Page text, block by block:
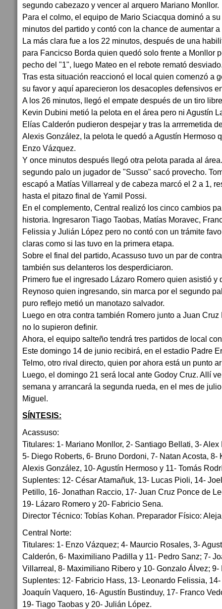
segundo cabezazo y vencer al arquero Mariano Monllor.
Para el colmo, el equipo de Mario Sciacqua dominó a
minutos del partido y contó con la chance de aumentar
La más clara fue a los 22 minutos, después de una
para Fancicso Borda quien quedó solo frente a Monllor
pecho del "1", luego Mateo en el rebote remató
Tras esta situación reaccionó el local quien comenzó a
su favor y aquí aparecieron los desacoples defensivos
A los 26 minutos, llegó el empate después de un tiro
Kevin Dubini metió la pelota en el área pero ni Agustín
Elías Calderón pudieron despejar y tras la arrremetida
Alexis González, la pelota le quedó a Agustín Hermoso
Enzo Vázquez.
Y once minutos después llegó otra pelota parada al
segundo palo un jugador de "Susso" sacó provecho.
escapó a Matías Villarreal y de cabeza marcó el 2 a 1,
hasta el pitazo final de Yamil Possi.
En el complemento, Central realizó los cinco cambios
historia. Ingresaron Tiago Taobas, Matías Moravec,
Felissia y Julián López pero no contó con un trámite
claras como si las tuvo en la primera etapa.
Sobre el final del partido, Acassuso tuvo un par de
también sus delanteros los desperdiciaron.
Primero fue el ingresado Lázaro Romero quien asistió y
Reynoso quien ingresando, sin marca por el segundo
puro reflejo metió un manotazo salvador.
Luego en otra contra también Romero junto a Juan
no lo supieron definir.
Ahora, el equipo salteño tendrá tres partidos de local
Este domingo 14 de junio recibirá, en el estadio Padre
Telmo, otro rival directo, quien por ahora está un punto
Luego, el domingo 21 será local ante Godoy Cruz. Allí
semana y arrancará la segunda rueda, en el mes de
Miguel.
SÍNTESIS:
Acassuso:
Titulares: 1- Mariano Monllor, 2- Santiago Bellati, 3-
5- Diego Roberts, 6- Bruno Dordoni, 7- Natan Acosta, 8-
Alexis González, 10- Agustín Hermoso y 11- Tomás
Suplentes: 12- César Atamañuk, 13- Lucas Pioli, 14-
Petillo, 16- Jonathan Raccio, 17- Juan Cruz Ponce de
19- Lázaro Romero y 20- Fabricio Sena.
Director Técnico: Tobías Kohan. Preparador Físico:
Central Norte:
Titulares: 1- Enzo Vázquez; 4- Maurcio Rosales, 3-
Calderón, 6- Maximiliano Padilla y 11- Pedro Sanz; 7-
Villarreal, 8- Maximiliano Ribero y 10- Gonzalo Álvez; 9-
Suplentes: 12- Fabricio Hass, 13- Leonardo Felissia,
Joaquín Vaquero, 16- Agustín Bustinduy, 17- Franco
19- Tiago Taobas y 20- Julián López.